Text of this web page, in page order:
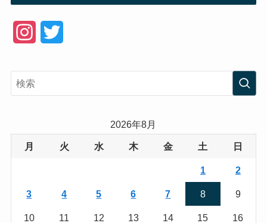
e
2026年8月
月 火 水 木 金 土 日
1 2
3 4 5 6 7 8 9
10 11 12 13 14 15 16